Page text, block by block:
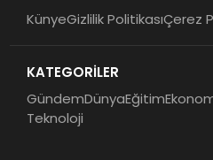
KünyeGizlilik PolitikasıÇerez
KATEGORİLER
GündemDünyaEğitim
Teknoloji